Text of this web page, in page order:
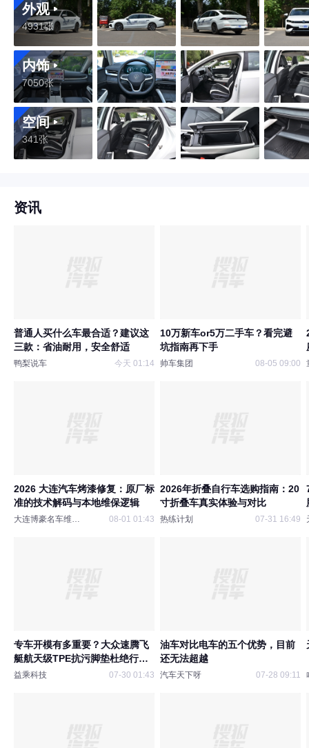
外观
4931张
内饰
7050张
空间
341张
资讯
普通人买什么车最合适？建议这
三款：省油耐用，安全舒适
鸭梨说车 今天 01:14
10万新车or5万二手车？看完避
坑指南再下手
帅车集团 08-05 09:00
2026 大连汽车烤漆修复：原厂标
准的技术解码与本地维保逻辑
大连博豪名车维修中心 08-01 01:43
2026年折叠自行车选购指南：20
寸折叠车真实体验与对比
热练计划 07-31 16:49
专车开模有多重要？大众速腾飞
艇航天级TPE抗污脚垫杜绝行车
安全隐患
益乘科技 07-30 01:43
油车对比电车的五个优势，目前
还无法超越
汽车天下呀 07-28 09:11